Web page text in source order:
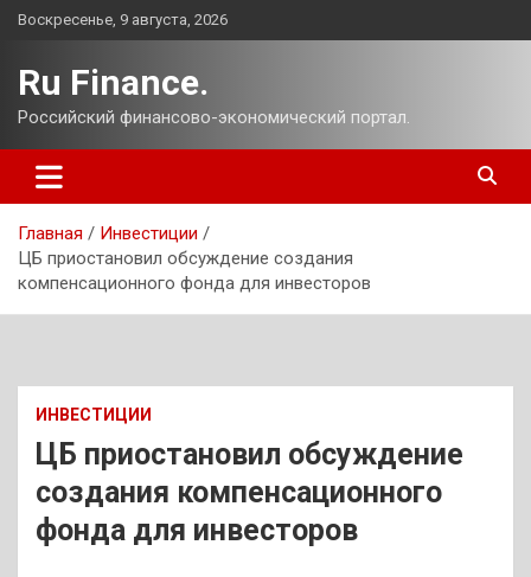
Перейти
Воскресенье, 9 августа, 2026
Ru Finance.
Российский финансово-экономический портал.
Главная
Инвестиции
ЦБ приостановил обсуждение создания
компенсационного фонда для инвесторов
ИНВЕСТИЦИИ
ЦБ приостановил обсуждение
создания компенсационного
фонда для инвесторов